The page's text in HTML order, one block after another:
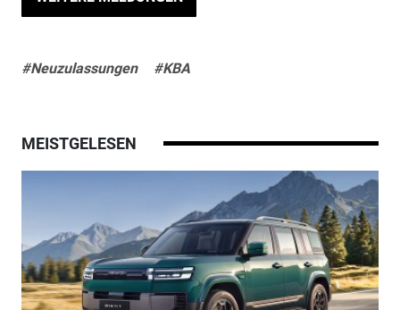
#Neuzulassungen #KBA
MEISTGELESEN